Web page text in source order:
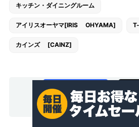
キッチン・ダイニングルーム
アイリスオーヤマ[IRIS OHYAMA]
カインズ [CAINZ]
シェア
送る